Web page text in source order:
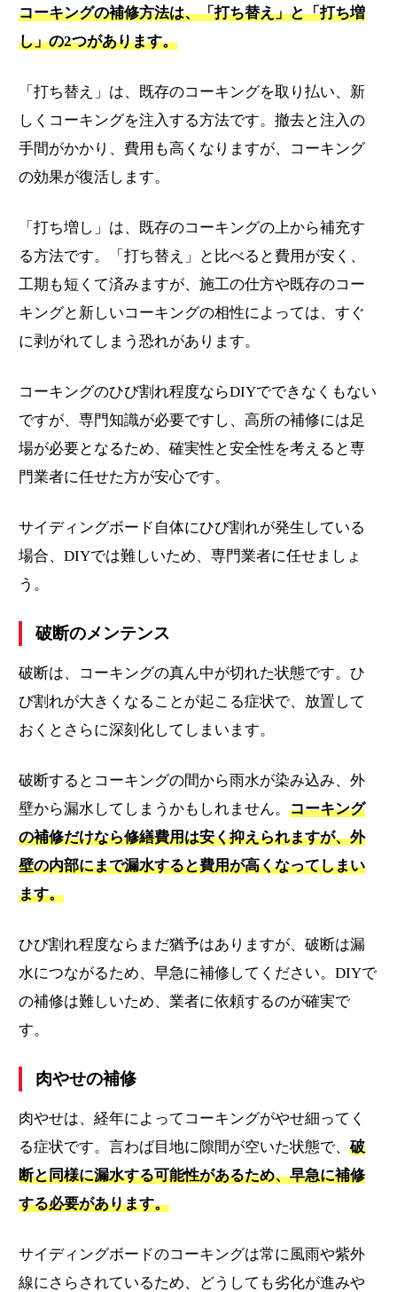
コーキングの補修方法は、「打ち替え」と「打ち増
し」の2つがあります。
「打ち替え」は、既存のコーキングを取り払い、新
しくコーキングを注入する方法です。撤去と注入の
手間がかかり、費用も高くなりますが、コーキング
の効果が復活します。
「打ち増し」は、既存のコーキングの上から補充す
る方法です。「打ち替え」と比べると費用が安く、
工期も短くて済みますが、施工の仕方や既存のコー
キングと新しいコーキングの相性によっては、すぐ
に剥がれてしまう恐れがあります。
コーキングのひび割れ程度ならDIYでできなくもない
ですが、専門知識が必要ですし、高所の補修には足
場が必要となるため、確実性と安全性を考えると専
門業者に任せた方が安心です。
サイディングボード自体にひび割れが発生している
場合、DIYでは難しいため、専門業者に任せましょ
う。
破断のメンテンス
破断は、コーキングの真ん中が切れた状態です。ひ
び割れが大きくなることが起こる症状で、放置して
おくとさらに深刻化してしまいます。
破断するとコーキングの間から雨水が染み込み、外
壁から漏水してしまうかもしれません。コーキング
の補修だけなら修繕費用は安く抑えられますが、外
壁の内部にまで漏水すると費用が高くなってしまい
ます。
ひび割れ程度ならまだ猶予はありますが、破断は漏
水につながるため、早急に補修してください。DIYで
の補修は難しいため、業者に依頼するのが確実で
す。
肉やせの補修
肉やせは、経年によってコーキングがやせ細ってく
る症状です。言わば目地に隙間が空いた状態で、破
断と同様に漏水する可能性があるため、早急に補修
する必要があります。
サイディングボードのコーキングは常に風雨や紫外
線にさらされているため、どうしても劣化が進みや